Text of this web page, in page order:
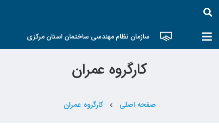
سازمان نظام مهندسی ساختمان استان مرکزی
کارگروه عمران
صفحه اصلی chevron_left کارگروه عمران